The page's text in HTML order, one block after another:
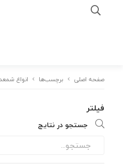
صفحه اصلی برچسب‌ها انواع
فیلتر
جستجو در نتایج